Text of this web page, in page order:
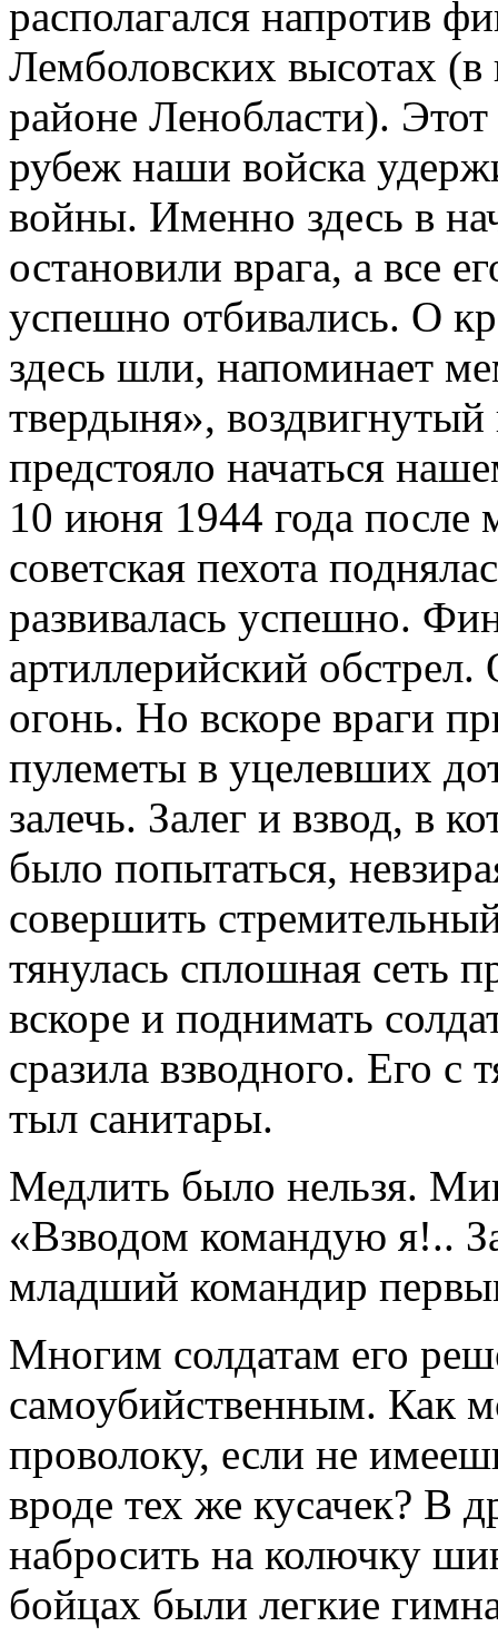
располагался напротив
Лемболовских высотах
районе Ленобласти).
рубеж наши войска
войны. Именно здесь в
остановили врага, а все
успешно отбивались. О
здесь шли, напоминает
твердыня»,
предстояло начаться
10 июня 1944 года после
советская пехота
развивалась успешно.
артиллерийский
огонь. Но вскоре враги
пулеметы в уцелевших
залечь. Залег и взвод, в
было попытаться,
совершить
тянулась сплошная сеть
вскоре и поднимать
сразила взводного. Его
тыл санитары.
Медлить было нельзя.
«Взводом командую я!..
младший командир
Многим солдатам его
самоубийственным. Как
проволоку, если не
вроде тех же кусачек? В
набросить на колючку
бойцах были легкие